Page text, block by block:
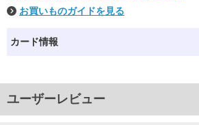
お買いものガイドを見る
カード情報
ユーザーレビュー